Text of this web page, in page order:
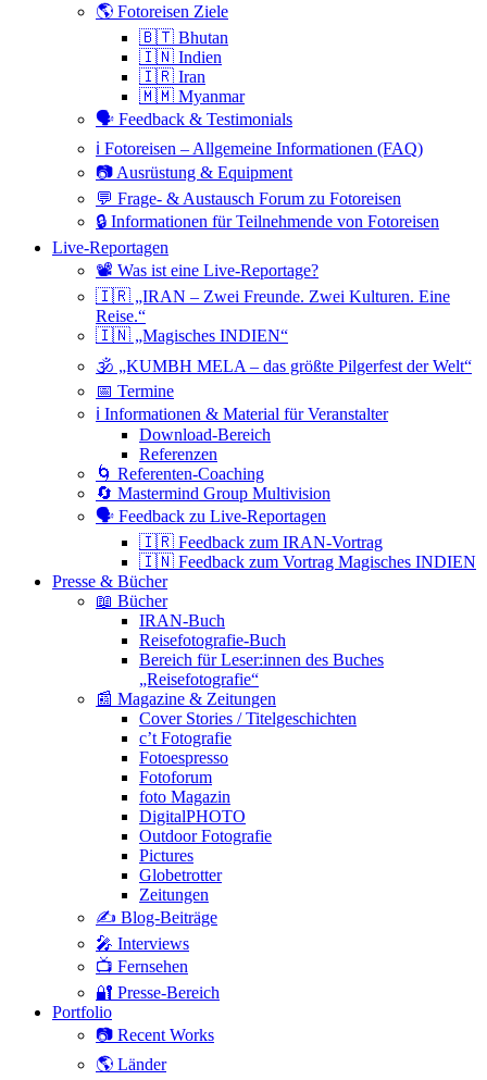
🌎 Fotoreisen Ziele
🇧🇹 Bhutan
🇮🇳 Indien
🇮🇷 Iran
🇲🇲 Myanmar
🗣 Feedback & Testimonials
ℹ️ Fotoreisen – Allgemeine Informationen (FAQ)
📷 Ausrüstung & Equipment
💬 Frage- & Austausch Forum zu Fotoreisen
🔒 Informationen für Teilnehmende von Fotoreisen
Live-Reportagen
📽 Was ist eine Live-Reportage?
🇮🇷 „IRAN – Zwei Freunde. Zwei Kulturen. Eine
Reise.“
🇮🇳 „Magisches INDIEN“
🕉 „KUMBH MELA – das größte Pilgerfest der Welt“
📅 Termine
ℹ️ Informationen & Material für Veranstalter
Download-Bereich
Referenzen
🌀 Referenten-Coaching
🔄 Mastermind Group Multivision
🗣 Feedback zu Live-Reportagen
🇮🇷 Feedback zum IRAN-Vortrag
🇮🇳 Feedback zum Vortrag Magisches INDIEN
Presse & Bücher
📖 Bücher
IRAN-Buch
Reisefotografie-Buch
Bereich für Leser:innen des Buches
„Reisefotografie“
📰 Magazine & Zeitungen
Cover Stories / Titelgeschichten
c’t Fotografie
Fotoespresso
Fotoforum
foto Magazin
DigitalPHOTO
Outdoor Fotografie
Pictures
Globetrotter
Zeitungen
✍️ Blog-Beiträge
🎤 Interviews
📺 Fernsehen
🔐 Presse-Bereich
Portfolio
📷 Recent Works
🌎 Länder